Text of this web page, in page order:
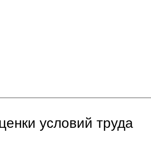
условий труда